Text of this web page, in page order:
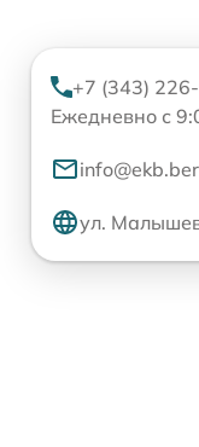
+7 (343)
Ежедневно с
ул.